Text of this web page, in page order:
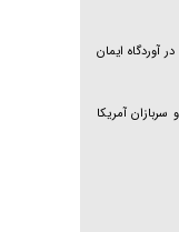
آوردگاه ایمان
سربازان آمریکا